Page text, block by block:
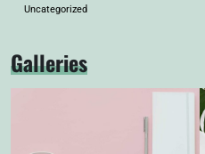
Uncategorized
Galleries